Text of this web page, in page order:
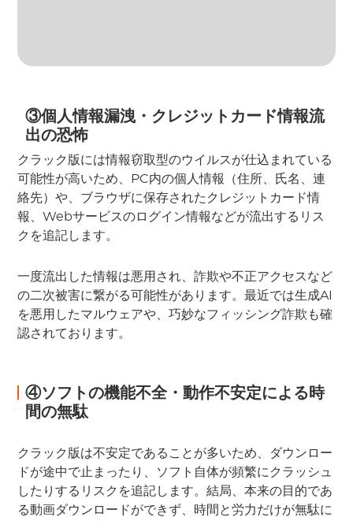
③個人情報漏洩・クレジットカード情報流
出の恐怖
クラック版には情報窃取型のウイルスが仕込まれている
可能性が高いため、PC内の個人情報（住所、氏名、連
絡先）や、ブラウザに保存されたクレジットカード情
報、Webサービスのログイン情報などが流出するリス
クを追記します。
一度流出した情報は悪用され、詐欺や不正アクセスなど
の二次被害に繋がる可能性があります。最近では生成AI
を悪用したマルウェアや、巧妙なフィッシング詐欺も確
認されております。
④ソフトの機能不全・動作不安定による時
間の無駄
クラック版は不安定であることが多いため、ダウンロー
ドが途中で止まったり、ソフト自体が頻繁にクラッシュ
したりするリスクを追記します。結局、本来の目的であ
る動画ダウンロードができず、時間と労力だけが無駄に